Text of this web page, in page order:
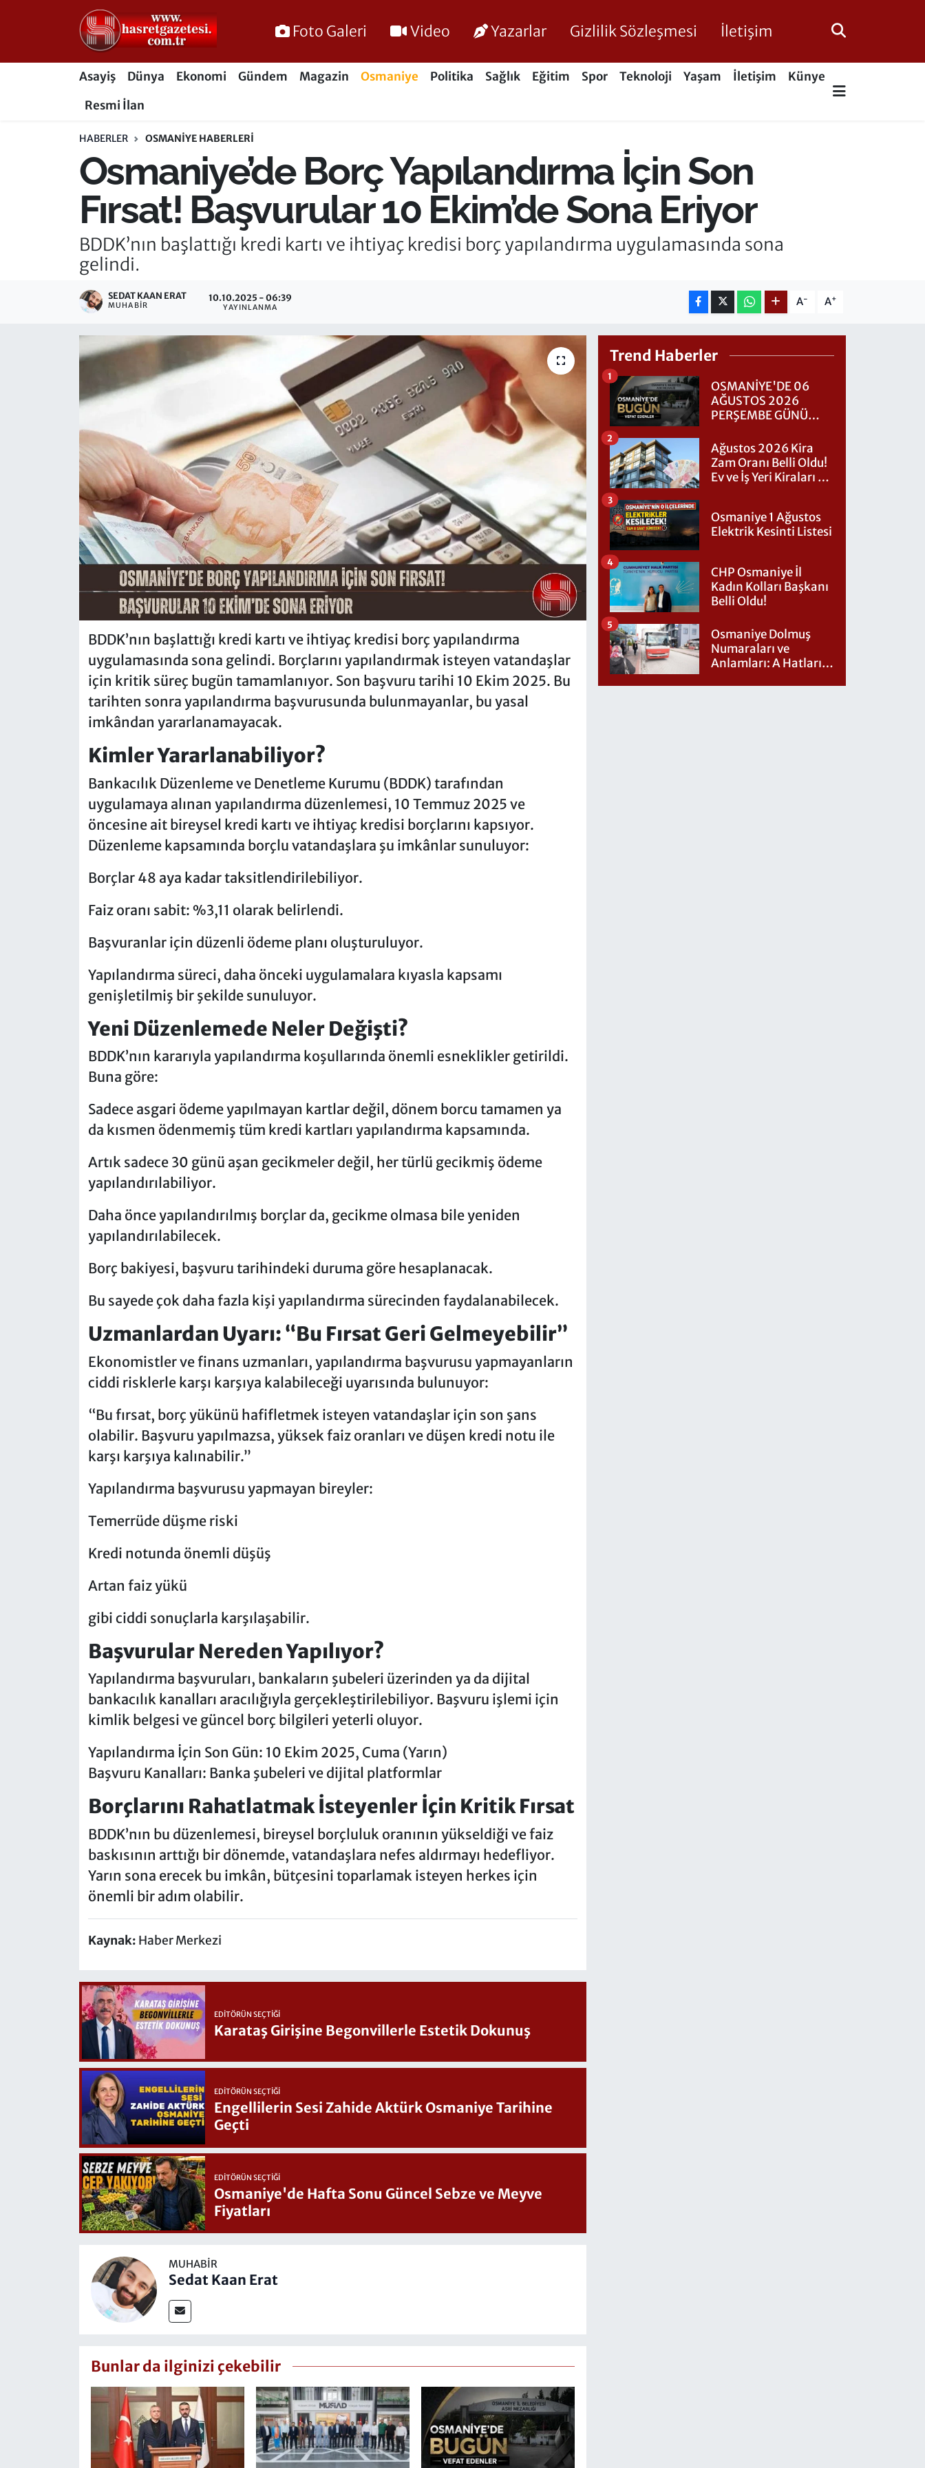
Foto Galeri Video Yazarlar Gizlilik Sözleşmesi İletişim
Asayiş Dünya Ekonomi Gündem Magazin Osmaniye Politika Sağlık Eğitim Spor Teknoloji Yaşam İletişim
Künye
Resmi İlan
HABERLER OSMANIYE HABERLERI
Osmaniye’de Borç Yapılandırma İçin Son
Fırsat! Başvurular 10 Ekim’de Sona Eriyor
BDDK’nın başlattığı kredi kartı ve ihtiyaç kredisi borç yapılandırma uygulamasında sona
gelindi.
SEDAT KAAN ERAT
MUHABIR
10.10.2025 - 06:39
YAYINLANMA A- A+
BDDK’nın başlattığı kredi kartı ve ihtiyaç kredisi borç yapılandırma
uygulamasında sona gelindi. Borçlarını yapılandırmak isteyen vatandaşlar
için kritik süreç bugün tamamlanıyor. Son başvuru tarihi 10 Ekim 2025. Bu
tarihten sonra yapılandırma başvurusunda bulunmayanlar, bu yasal
imkândan yararlanamayacak.
Kimler Yararlanabiliyor?
Bankacılık Düzenleme ve Denetleme Kurumu (BDDK) tarafından
uygulamaya alınan yapılandırma düzenlemesi, 10 Temmuz 2025 ve
öncesine ait bireysel kredi kartı ve ihtiyaç kredisi borçlarını kapsıyor.
Düzenleme kapsamında borçlu vatandaşlara şu imkânlar sunuluyor:
Borçlar 48 aya kadar taksitlendirilebiliyor.
Faiz oranı sabit: %3,11 olarak belirlendi.
Başvuranlar için düzenli ödeme planı oluşturuluyor.
Yapılandırma süreci, daha önceki uygulamalara kıyasla kapsamı
genişletilmiş bir şekilde sunuluyor.
Yeni Düzenlemede Neler Değişti?
BDDK’nın kararıyla yapılandırma koşullarında önemli esneklikler getirildi.
Buna göre:
Sadece asgari ödeme yapılmayan kartlar değil, dönem borcu tamamen ya
da kısmen ödenmemiş tüm kredi kartları yapılandırma kapsamında.
Artık sadece 30 günü aşan gecikmeler değil, her türlü gecikmiş ödeme
yapılandırılabiliyor.
Daha önce yapılandırılmış borçlar da, gecikme olmasa bile yeniden
yapılandırılabilecek.
Borç bakiyesi, başvuru tarihindeki duruma göre hesaplanacak.
Bu sayede çok daha fazla kişi yapılandırma sürecinden faydalanabilecek.
Uzmanlardan Uyarı: “Bu Fırsat Geri Gelmeyebilir”
Ekonomistler ve finans uzmanları, yapılandırma başvurusu yapmayanların
ciddi risklerle karşı karşıya kalabileceği uyarısında bulunuyor:
“Bu fırsat, borç yükünü hafifletmek isteyen vatandaşlar için son şans
olabilir. Başvuru yapılmazsa, yüksek faiz oranları ve düşen kredi notu ile
karşı karşıya kalınabilir.”
Yapılandırma başvurusu yapmayan bireyler:
Temerrüde düşme riski
Kredi notunda önemli düşüş
Artan faiz yükü
gibi ciddi sonuçlarla karşılaşabilir.
Başvurular Nereden Yapılıyor?
Yapılandırma başvuruları, bankaların şubeleri üzerinden ya da dijital
bankacılık kanalları aracılığıyla gerçekleştirilebiliyor. Başvuru işlemi için
kimlik belgesi ve güncel borç bilgileri yeterli oluyor.
Yapılandırma İçin Son Gün: 10 Ekim 2025, Cuma (Yarın)
Başvuru Kanalları: Banka şubeleri ve dijital platformlar
Borçlarını Rahatlatmak İsteyenler İçin Kritik Fırsat
BDDK’nın bu düzenlemesi, bireysel borçluluk oranının yükseldiği ve faiz
baskısının arttığı bir dönemde, vatandaşlara nefes aldırmayı hedefliyor.
Yarın sona erecek bu imkân, bütçesini toparlamak isteyen herkes için
önemli bir adım olabilir.
Kaynak: Haber Merkezi
EDITÖRÜN SEÇTIĞI
Karataş Girişine Begonvillerle Estetik Dokunuş
EDITÖRÜN SEÇTIĞI
Engellilerin Sesi Zahide Aktürk Osmaniye Tarihine
Geçti
EDITÖRÜN SEÇTIĞI
Osmaniye'de Hafta Sonu Güncel Sebze ve Meyve
Fiyatları
MUHABIR
Sedat Kaan Erat
Bunlar da ilginizi çekebilir
Trend Haberler
OSMANİYE'DE 06
AĞUSTOS 2026
PERŞEMBE GÜNÜ
1
Ağustos 2026 Kira
Zam Oranı Belli Oldu!
Ev ve İş Yeri Kiraları Ne
2
Osmaniye 1 Ağustos
Elektrik Kesinti Listesi
3
CHP Osmaniye İl
Kadın Kolları Başkanı
Belli Oldu!
4
Osmaniye Dolmuş
Numaraları ve
Anlamları: A Hatları
5
Osmaniye Nöbetçi Eczaneler
Osmaniye Hava Durumu
Süper Lig Puan Durumu ve Fikstür
Tüm Manşetler
Son Dakika Haberleri
Haber Arşivi